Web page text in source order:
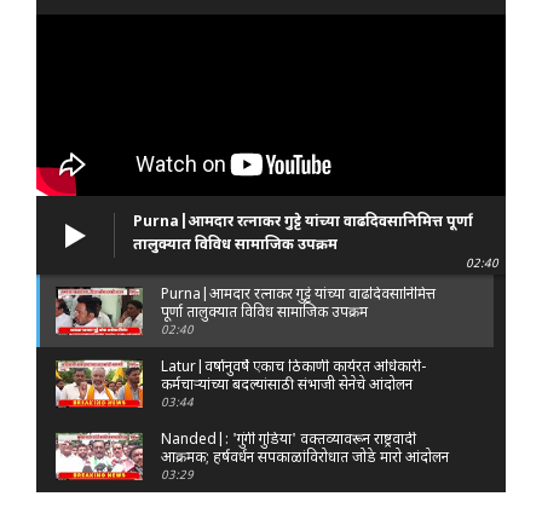
Purna|आमदार रत्नाकर गुट्टे यांच्या वाढदिवसानिमित्त पूर्णा
तालुक्यात विविध सामाजिक उपक्रम
02:40
Purna|आमदार रत्नाकर गुट्टे यांच्या वाढदिवसानिमित्त
पूर्णा तालुक्यात विविध सामाजिक उपक्रम
02:40
Latur|वर्षानुवर्षे एकाच ठिकाणी कार्यरत अधिकारी-
कर्मचाऱ्यांच्या बदल्यांसाठी संभाजी सेनेचे आंदोलन
03:44
Nanded|: 'गुंगी गुडिया' वक्तव्यावरून राष्ट्रवादी
आक्रमक; हर्षवर्धन सपकाळांविरोधात जोडे मारो आंदोलन
03:29